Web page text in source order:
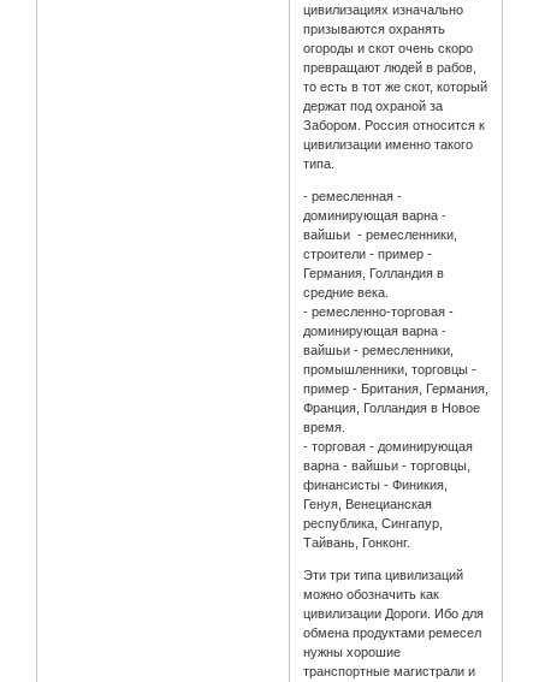
цивилизациях изначально
призываются охранять
огороды и скот очень скоро
превращают людей в рабов,
то есть в тот же скот, который
держат под охраной за
Забором. Россия относится к
цивилизации именно такого
типа.
- ремесленная -
доминирующая варна -
вайшьи - ремесленники,
строители - пример -
Германия, Голландия в
средние века.
- ремесленно-торговая -
доминирующая варна -
вайшьи - ремесленники,
промышленники, торговцы -
пример - Британия, Германия,
Франция, Голландия в Новое
время.
- торговая - доминирующая
варна - вайшьи - торговцы,
финансисты - Финикия,
Генуя, Венецианская
республика, Сингапур,
Тайвань, Гонконг.
Эти три типа цивилизаций
можно обозначить как
цивилизации Дороги. Ибо для
обмена продуктами ремесел
нужны хорошие
транспортные магистрали и